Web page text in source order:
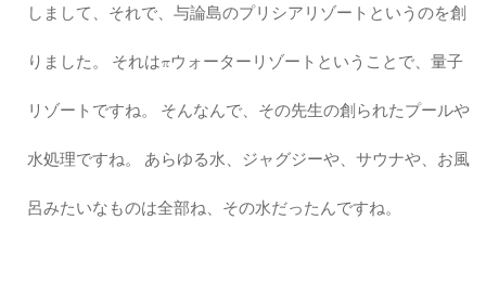
しまして、それで、与論島のプリシアリゾートというのを創
りました。 それはπウォーターリゾートということで、量子
リゾートですね。 そんなんで、その先生の創られたプールや
水処理ですね。 あらゆる水、ジャグジーや、サウナや、お風
呂みたいなものは全部ね、その水だったんですね。